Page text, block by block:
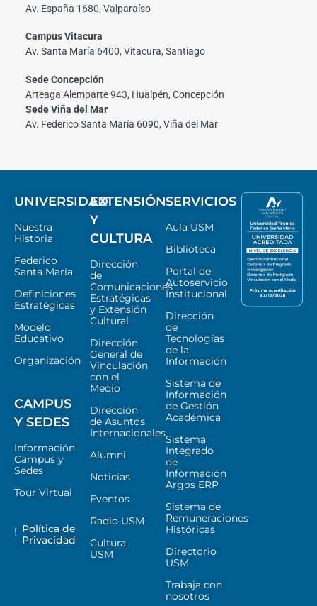
Av. España 1680, Valparaíso
Campus Vitacura
Av. Santa María 6400, Vitacura, Santiago
Sede Concepción
Arteaga Alemparte 943, Hualpén, Concepción
Sede Viña del Mar
Av. Federico Santa María 6090, Viña del Mar
UNIVERSIDAD
Nuestra
Historia
Federico
Santa María
Definiciones
Estratégicas
Modelo
Educativo
Organización
CAMPUS
Y SEDES
Información
Campus y
Sedes
Tour Virtual
Política de
Privacidad
EXTENSIÓN
Y
CULTURA
Dirección
de
Comunicaciones
Estratégicas
y Extensión
Cultural
Dirección
General de
Vinculación
con el
Medio
Dirección
de Asuntos
Internacionales
Alumni
Noticias
Eventos
Radio USM
Cultura
USM
SERVICIOS
Aula USM
Biblioteca
Portal de
Autoservicio
Institucional
Dirección
de
Tecnologías
de la
Información
Sistema de
Información
de Gestión
Académica
Sistema
Integrado
de
Información
Argos ERP
Sistema de
Remuneraciones
Históricas
Directorio
USM
Trabaja con
nosotros